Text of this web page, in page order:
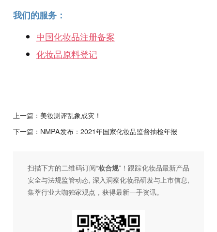
我们的服务：
中国化妆品注册备案
化妆品原料登记
上一篇： 美妆测评乱象成灾！
下一篇： NMPA发布：2021年国家化妆品监督抽检年报
扫描下方的二维码订阅“妆合规”！跟踪化妆品最新产品
安全与法规监管动态, 深入洞察化妆品研发与上市信息,
集萃行业大咖独家观点，获得最新一手资讯。